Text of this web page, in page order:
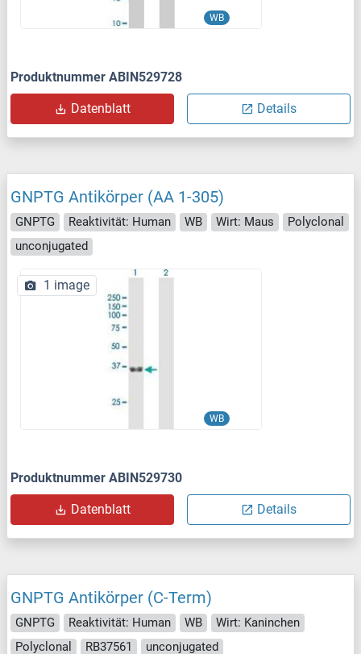
WB
Produktnummer ABIN529728
Datenblatt Details
GNPTG Antikörper (AA 1-305)
GNPTG Reaktivität: Human WB Wirt: Maus
Polyclonal
unconjugated
WB
1 image
Produktnummer ABIN529730
Datenblatt Details
GNPTG Antikörper (C-Term)
GNPTG Reaktivität: Human WB
Wirt: Kaninchen
Polyclonal
RB37561 unconjugated